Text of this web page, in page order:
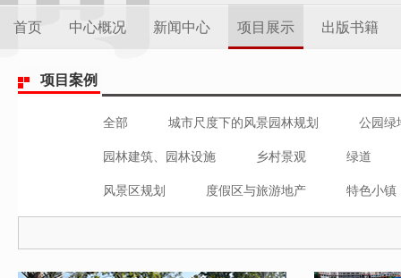
首页 中心概况 新闻中心 项目展示 出版书籍
项目案例
全部 城市尺度下的风景园林规划 公园绿
园林建筑、园林设施 乡村景观 绿道
风景区规划 度假区与旅游地产 特色小镇